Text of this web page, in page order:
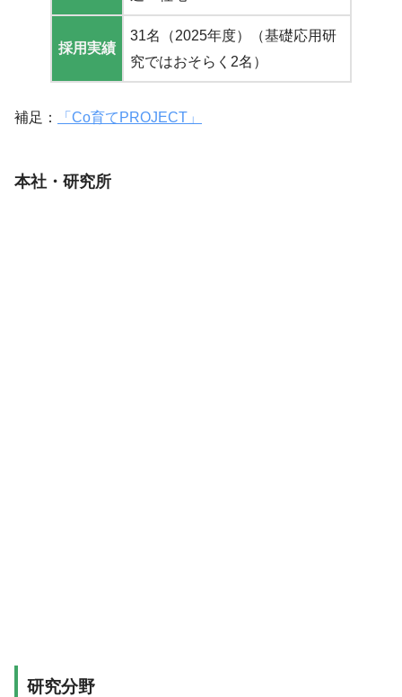
採用実績
31名（2025年度）（基礎応用研
究ではおそらく2名）
補足： 「Co育てPROJECT」
本社・研究所
研究分野